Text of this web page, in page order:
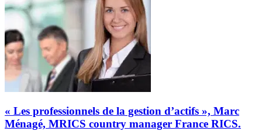
« Les professionnels de la gestion d’actifs », Marc
Ménagé, MRICS country manager France RICS.